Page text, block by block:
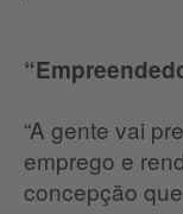
“A gente vai
emprego e
concepção